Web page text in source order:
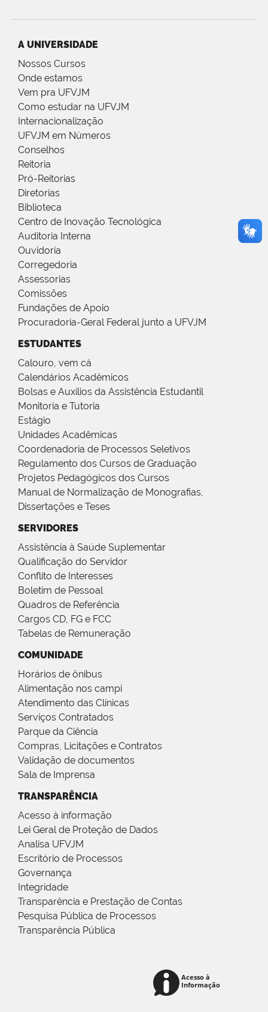
A UNIVERSIDADE
Nossos Cursos
Onde estamos
Vem pra UFVJM
Como estudar na UFVJM
Internacionalização
UFVJM em Números
Conselhos
Reitoria
Pró-Reitorias
Diretorias
Biblioteca
Centro de Inovação Tecnológica
Auditoria Interna
Ouvidoria
Corregedoria
Assessorias
Comissões
Fundações de Apoio
Procuradoria-Geral Federal junto a UFVJM
ESTUDANTES
Calouro, vem cá
Calendários Acadêmicos
Bolsas e Auxílios da Assistência Estudantil
Monitoria e Tutoria
Estágio
Unidades Acadêmicas
Coordenadoria de Processos Seletivos
Regulamento dos Cursos de Graduação
Projetos Pedagógicos dos Cursos
Manual de Normalização de Monografias,
Dissertações e Teses
SERVIDORES
Assistência à Saúde Suplementar
Qualificação do Servidor
Conflito de Interesses
Boletim de Pessoal
Quadros de Referência
Cargos CD, FG e FCC
Tabelas de Remuneração
COMUNIDADE
Horários de ônibus
Alimentação nos campi
Atendimento das Clínicas
Serviços Contratados
Parque da Ciência
Compras, Licitações e Contratos
Validação de documentos
Sala de Imprensa
TRANSPARÊNCIA
Acesso à informação
Lei Geral de Proteção de Dados
Analisa UFVJM
Escritório de Processos
Governança
Integridade
Transparência e Prestação de Contas
Pesquisa Pública de Processos
Transparência Pública